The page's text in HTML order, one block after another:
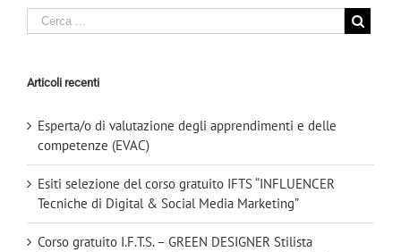
Articoli recenti
Esperta/o di valutazione degli apprendimenti e delle
competenze (EVAC)
Esiti selezione del corso gratuito IFTS “INFLUENCER
Tecniche di Digital & Social Media Marketing”
Corso gratuito I.F.T.S. – GREEN DESIGNER Stilista